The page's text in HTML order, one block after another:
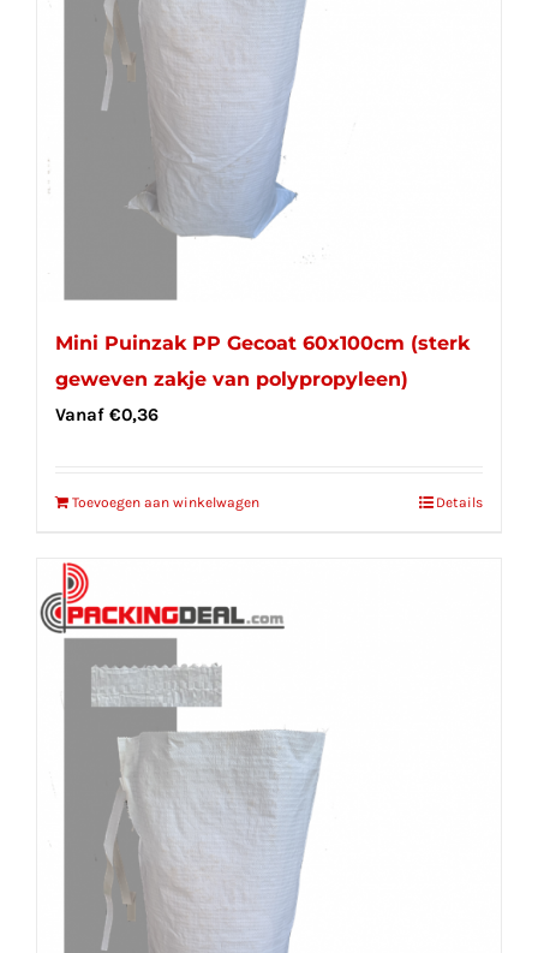
Mini Puinzak PP Gecoat 60x100cm (sterk
geweven zakje van polypropyleen)
Vanaf €0,36
Toevoegen aan winkelwagen Details